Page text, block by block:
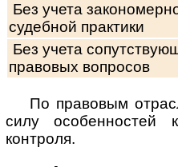
Без учета
судебной практики
Без учета
правовых вопросов
По правовым
си­лу осо­бен­нос­тей
контроля.